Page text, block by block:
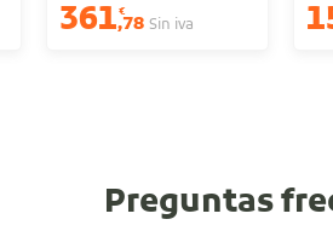
361€
,78 Sin iva
Preguntas